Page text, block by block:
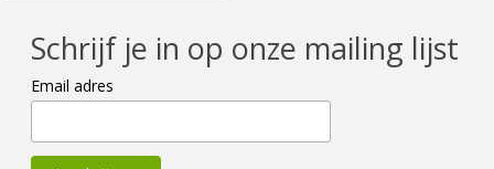
Schrijf je in op onze mailing lijst
Email adres